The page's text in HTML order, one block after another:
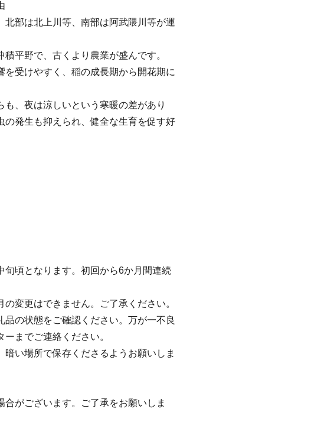
北部は北上川等、南部は阿武隈川等が運
平野で、古くより農業が盛んです。
を受けやすく、稲の成長期から開花期に
、夜は涼しいという寒暖の差があり
の発生も抑えられ、健全な生育を促す好
頃となります。初回から6か月間連続
変更はできません。ご了承ください。
の状態をご確認ください。万が一不良
までご連絡ください。
い場所で保存くださるようお願いしま
がございます。ご了承をお願いしま